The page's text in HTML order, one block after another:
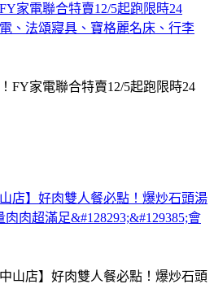
家電聯合特賣12/5起跑限時24
、法頌寢具、寶格麗名床、行李
店】好肉雙人餐必點！爆炒石頭湯
肉超滿足&#128293;&#129385;會